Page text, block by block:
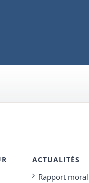
ACTUALITÉS
Rapport